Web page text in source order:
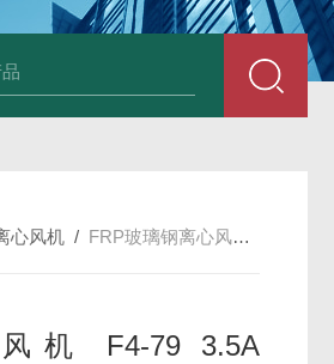
机大风量低噪排风机 CFZ-9Q10 CFZ-
心风机 / FRP玻璃钢离心风机 F4-79 3.5A 3KW/0.75KW
机 F4-79 3.5A